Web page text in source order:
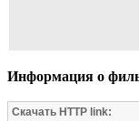
Информация о
Скачать HTTP link: